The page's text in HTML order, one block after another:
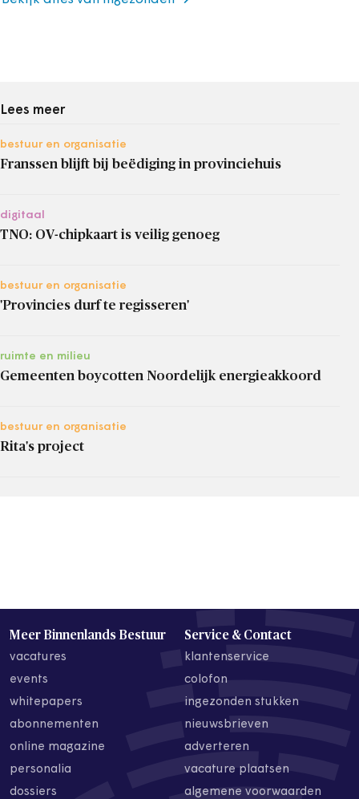
Lees meer
bestuur en organisatie
Franssen blijft bij beëdiging in provinciehuis
digitaal
TNO: OV-chipkaart is veilig genoeg
bestuur en organisatie
'Provincies durf te regisseren'
ruimte en milieu
Gemeenten boycotten Noordelijk energieakkoord
bestuur en organisatie
Rita's project
Meer Binnenlands Bestuur
vacatures
events
whitepapers
abonnementen
online magazine
personalia
dossiers
Service & Contact
klantenservice
colofon
ingezonden stukken
nieuwsbrieven
adverteren
vacature plaatsen
algemene voorwaarden